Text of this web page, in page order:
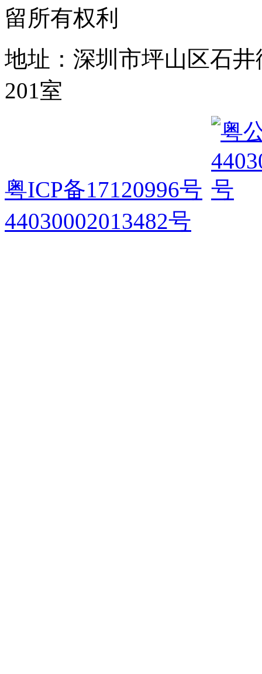
留所有权利
地址：深圳市坪山区石
201室
粤ICP备17120996号
44030002013482号